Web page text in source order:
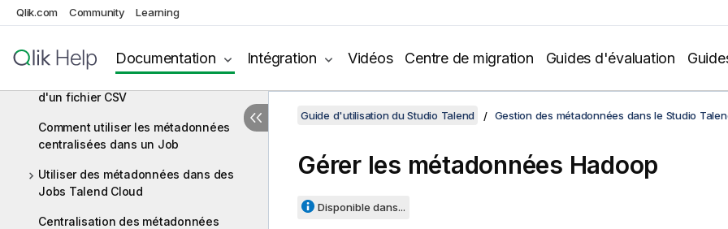
Qlik.com Community Learning
Documentation Intégration Vidéos Centre de migration Guides d'évaluation
contexte et réutiliser ses paramètres
connexion
d'un fichier CSV
Comment utiliser les métadonnées
centralisées dans un Job
Utiliser des métadonnées dans des
Jobs Talend Cloud
Centralisation des métadonnées
Guide d'utilisation du Studio Talend Gestion des métadonnées dans le Studio
Gérer les métadonnées Hadoop
Disponible dans...